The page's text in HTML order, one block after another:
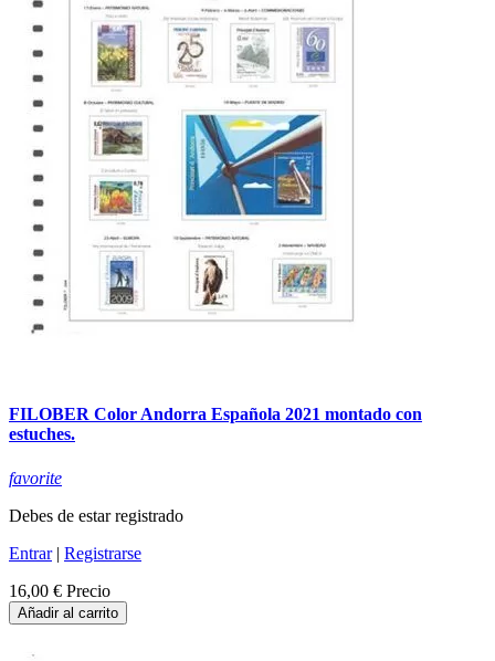
FILOBER Color Andorra Española 2021 montado con
estuches.
favorite
Debes de estar registrado
Entrar| Registrarse
16,00 € Precio
Añadir al carrito